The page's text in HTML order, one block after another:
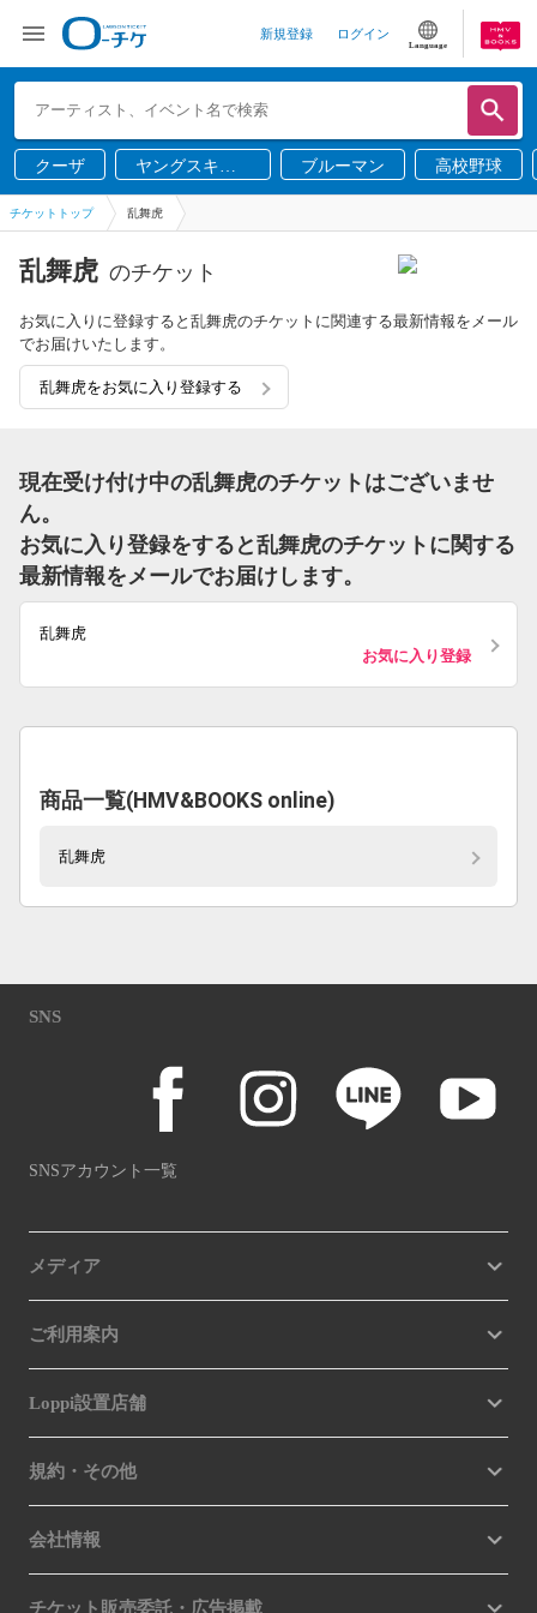
新規登録 ログイン
Language
クーザ
ヤングスキニ
ー
ブルーマン 高校野球
チケットトップ 乱舞虎
乱舞虎 のチケット
お気に入りに登録すると乱舞虎のチケットに関連する最新情報をメール
でお届けいたします。
乱舞虎をお気に入り登録する
現在受け付け中の乱舞虎のチケットはございませ
ん。
お気に入り登録をすると乱舞虎のチケットに関する
最新情報をメールでお届けします。
乱舞虎
お気に入り登録
商品一覧(HMV&BOOKS online)
乱舞虎
SNS
SNSアカウント一覧
メディア
ご利用案内
Loppi設置店舗
規約・その他
会社情報
チケット販売委託・広告掲載